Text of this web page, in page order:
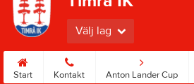
Välj lag
Start Kontakt Anton Lander Cup